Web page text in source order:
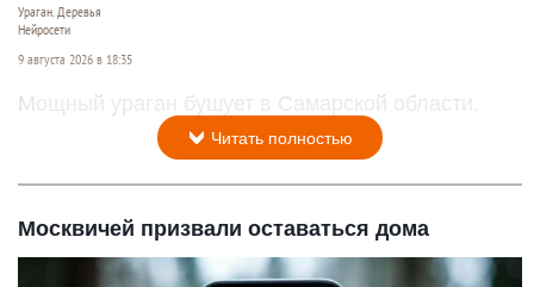
Ураган. Деревья
Нейросети
9 августа 2026 в 18:35
Мощный ураган бушует в Самарской области.
Читать полностью
Москвичей призвали оставаться дома